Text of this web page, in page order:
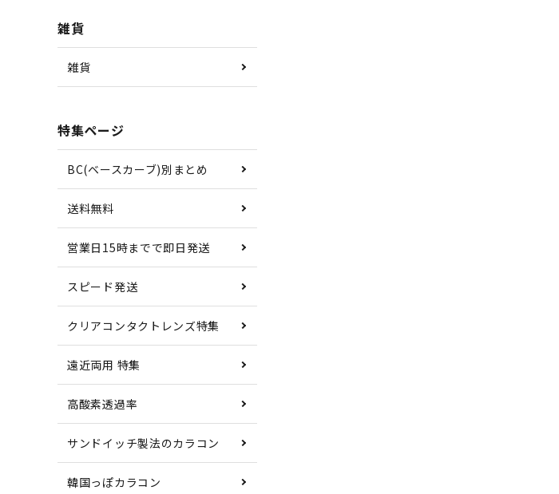
雑貨
雑貨
特集ページ
BC(ベースカーブ)別まとめ
送料無料
営業日15時までで即日発送
スピード発送
クリアコンタクトレンズ特集
遠近両用 特集
高酸素透過率
サンドイッチ製法のカラコン
韓国っぽカラコン